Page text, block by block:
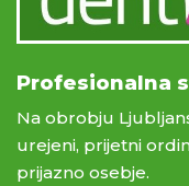
Profesionalna
Na obrobju
urejeni, prijetni
prijazno osebje.